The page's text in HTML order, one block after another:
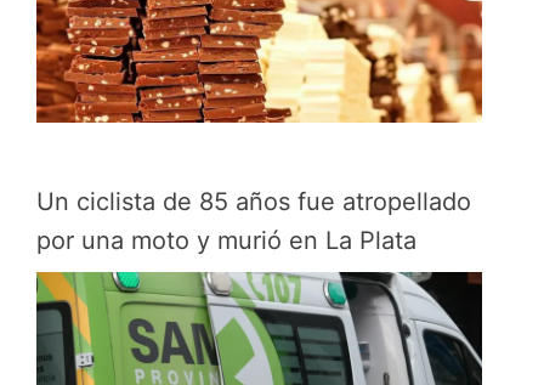
Un ciclista de 85 años fue atropellado
por una moto y murió en La Plata